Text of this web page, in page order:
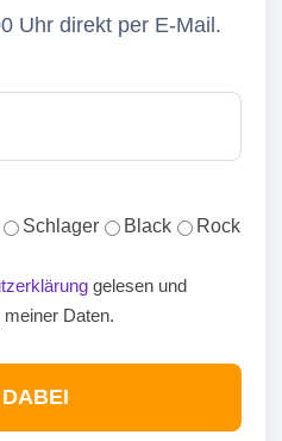
Uhr direkt per E-Mail.
Schlager Black Rock
gelesen und
Daten.